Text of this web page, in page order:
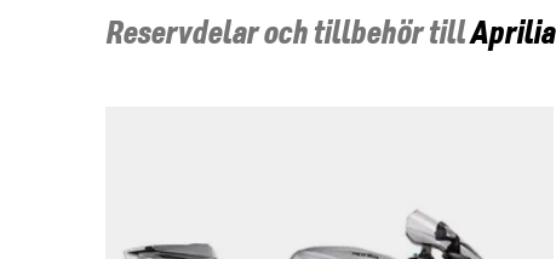
Reservdelar och tillbehör tillAprilia